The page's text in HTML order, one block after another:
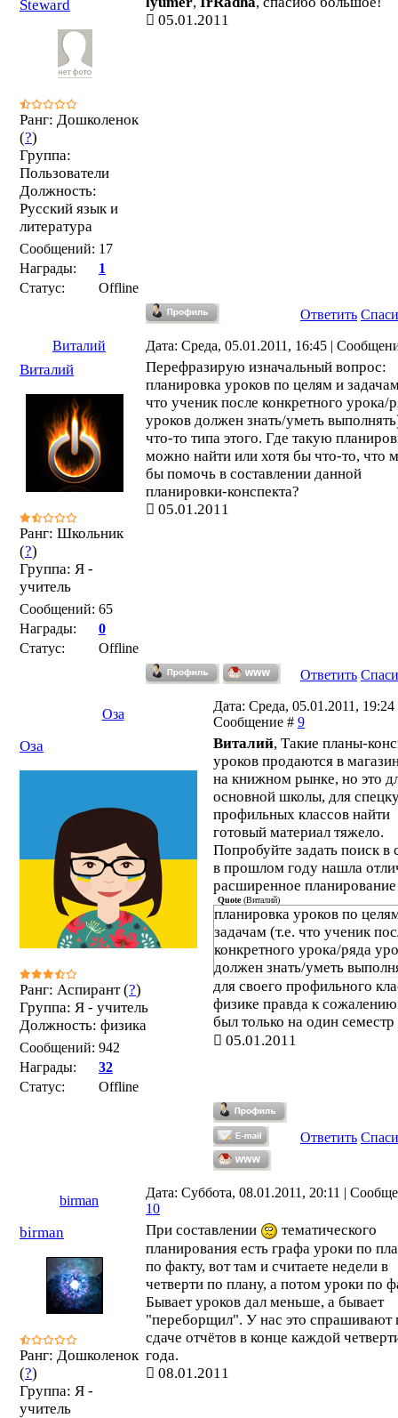
Steward
Ранг: Дошколенок
(?)
Группа:
Пользователи
Должность:
Русский язык и
литература
Сообщений: 17
Награды:
1
Статус:
Offline
05.01.2011
Ответить
Виталий Дата: Среда, 05.01.2011, 16:45 |
Виталий
Ранг: Школьник
(?)
Группа: Я -
учитель
Сообщений: 65
Награды:
0
Статус:
Offline
Перефразирую изначальный вопрос:
планировка уроков по целям и
что ученик после конкретного урока/
уроков должен знать/уметь
что-то типа этого. Где такую
можно найти или хотя бы что-то, что
бы помочь в составлении данной
планировки-конспекта?
05.01.2011
Ответить
Оза
Дата: Среда, 05.01.2011, 19:24
Сообщение # 9
Оза
Ранг: Аспирант (?)
Группа: Я - учитель
Должность: физика
Сообщений: 942
Награды:
32
Статус:
Offline
Виталий, Такие планы-
уроков продаются в
на книжном рынке, но это
основной школы, для
профильных классов найти
готовый материал тяжело.
Попробуйте задать поиск в
в прошлом году нашла
расширенное
Quote(Виталий)
планировка уроков по
задачам (т.е. что ученик
конкретного урока/ряда
должен знать/уметь
для своего профильного
физике правда к
был только на один семестр
05.01.2011
Ответить
birman
Дата: Суббота, 08.01.2011, 20:11 |
10
birman
Ранг: Дошколенок
(?)
Группа: Я -
учитель
При составлении
тематического
планирования есть графа уроки по
по факту, вот там и считаете недели в
четверти по плану, а потом уроки по
Бывает уроков дал меньше, а бывает
"переборщил". У нас это спрашивают
сдаче отчётов в конце каждой
года.
08.01.2011